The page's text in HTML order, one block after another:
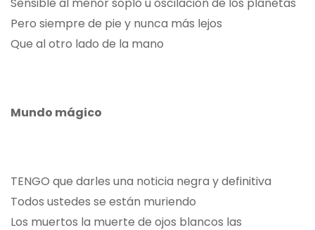
Pero siempre de pie y nunca más lejos
Que al otro lado de la mano
Mundo mágico
TENGO que darles una noticia negra y definitiva
Todos ustedes se están muriendo
Los muertos la muerte de ojos blancos las